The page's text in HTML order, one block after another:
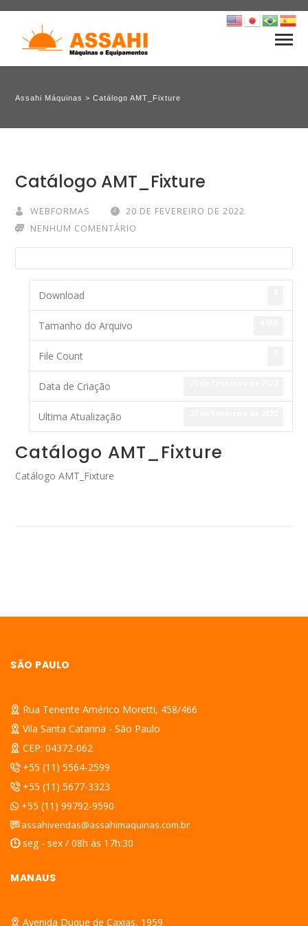
Assahi Máquinas >Catálogo AMT_Fixture
Catálogo AMT_Fixture
WEBFORMAS
20 DE FEVEREIRO DE 2022
NENHUM COMENTÁRIO
Download
Tamanho do Arquivo
File Count
Data de Criação
Ultima Atualização
Catálogo AMT_Fixture
Catálogo AMT_Fixture
SÃO PAULO
Rua Tenente Américo Moretti, 458/466
Vila Santa Catarina - São Paulo
CEP: 04372-062
+55 (11) 5564-2599
+55 (11) 5677-3323
+55 (11) 99792-9590
assahivendas@assahimaquinas.com.br
seg - sex / 08h às 17h:30
MANAUS
Avenida Duque de Caxias, 1959